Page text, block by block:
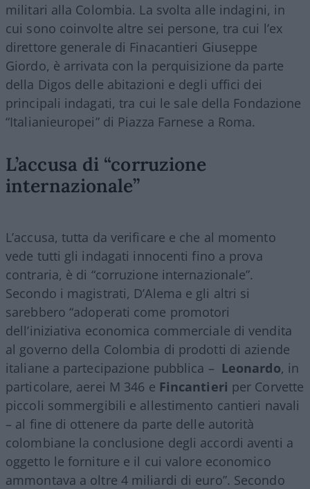
militari alla Colombia. La svolta alle indagini, in
cui sono coinvolte altre sei persone, tra cui l’ex
direttore generale di Finacantieri Giuseppe
Giordo, è arrivata con la perquisizione da parte
della Digos delle abitazioni e degli uffici dei
principali indagati, tra cui le sale della Fondazione
“Italianieuropei” di Piazza Farnese a Roma.
L’accusa di “corruzione
internazionale”
L’accusa, tutta da verificare e che al momento
vede tutti gli indagati innocenti fino a prova
contraria, è di “corruzione internazionale”.
Secondo i magistrati, D’Alema e gli altri si
sarebbero “adoperati come promotori
dell’iniziativa economica commerciale di vendita
al governo della Colombia di prodotti di aziende
italiane a partecipazione pubblica – Leonardo, in
particolare, aerei M 346 e Fincantieri per Corvette
piccoli sommergibili e allestimento cantieri navali
– al fine di ottenere da parte delle autorità
colombiane la conclusione degli accordi aventi a
oggetto le forniture e il cui valore economico
ammontava a oltre 4 miliardi di euro”. Secondo